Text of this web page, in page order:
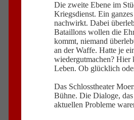
Die zweite Ebene im
Kriegsdienst. Ein
nachwirkt. Dabei
Bataillons wollen die
kommt, niemand
an der Waffe. Hatte je
wiedergutmachen? Hier
Leben. Ob glücklich
Das Schlosstheater
Bühne. Die Dialoge,
aktuellen Probleme